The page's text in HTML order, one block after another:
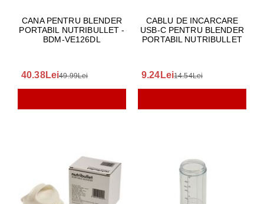
CANA PENTRU BLENDER
PORTABIL NUTRIBULLET -
BDM-VE126DL
40.38Lei49.99Lei
CABLU DE INCARCARE
USB-C PENTRU BLENDER
PORTABIL NUTRIBULLET
9.24Lei14.54Lei